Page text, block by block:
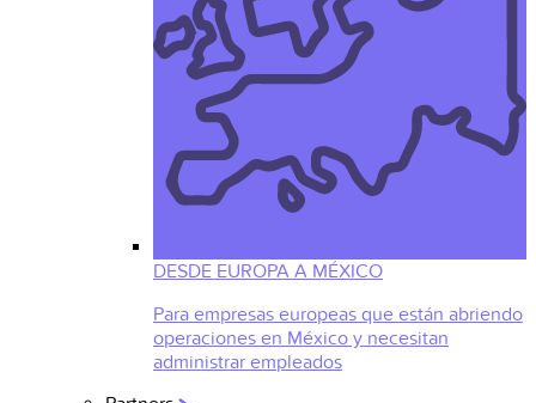
DESDE EUROPA A MÉXICO
Para empresas europeas que están abriendo
operaciones en México y necesitan
administrar empleados